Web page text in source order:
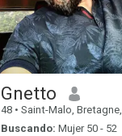
Gnetto
48 • Saint-Malo, Bretagne, Francia
Buscando: Mujer 50 - 52